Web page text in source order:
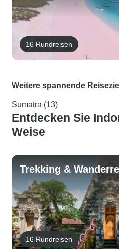
16 Rundreisen
Weitere spannende
Sumatra (13)
Entdecken Sie
Weise
Trekking &
16 Rundreisen